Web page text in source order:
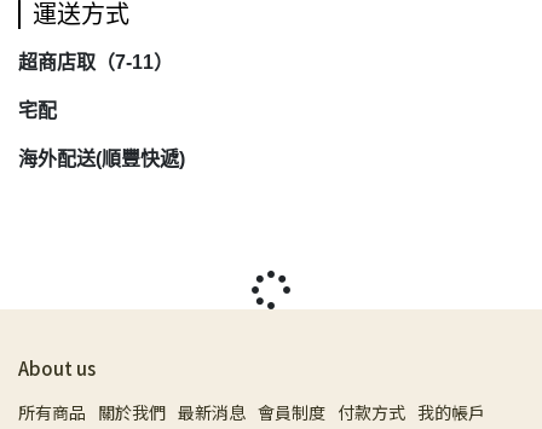
運送方式
超商店取（7-11）
宅配
海外配送(順豐快遞)
About us
所有商品 關於我們 最新消息 會員制度 付款方式 我的帳戶